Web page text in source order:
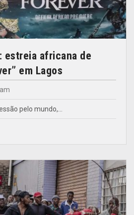
estreia africana de
em Lagos
pelo mundo,…